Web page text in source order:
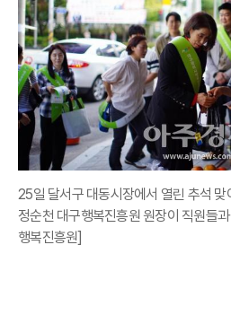
25일 달서구 대동시장에서 열린 추석 맞
정순천 대구행복진흥원 원장이 직원들
행복진흥원]